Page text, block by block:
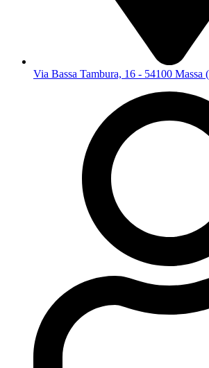
Via Bassa Tambura, 16 - 54100 Massa